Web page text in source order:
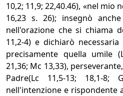
10,2; 11,9; 22,40.46), «nel mio
16,23 s. 26); insegnò
nell'orazione che si chiama
11,2-4) e dichiarò
precisamente quella umile
21,36; Mc 13,33),
Padre(Lc 11,5-13; 18,1-8;
nell'intenzione e rispondente